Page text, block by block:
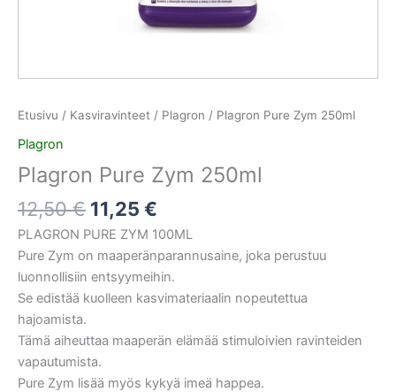
Etusivu / Kasviravinteet / Plagron / Plagron Pure Zym 250ml
Plagron
Plagron Pure Zym 250ml
12,50€ 11,25 €
PLAGRON PURE ZYM 100ML
Pure Zym on maaperänparannusaine, joka perustuu
luonnollisiin entsyymeihin.
Se edistää kuolleen kasvimateriaalin nopeutettua
hajoamista.
Tämä aiheuttaa maaperän elämää stimuloivien ravinteiden
vapautumista.
Pure Zym lisää myös kykyä imeä happea.